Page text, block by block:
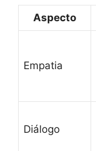
Aspecto
Empatia
Diálogo